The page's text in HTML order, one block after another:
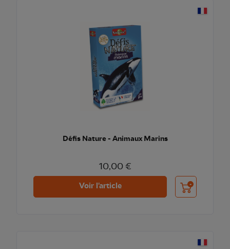
Défis Nature - Animaux Marins
10,00 €
Voir l'article Ajouter au